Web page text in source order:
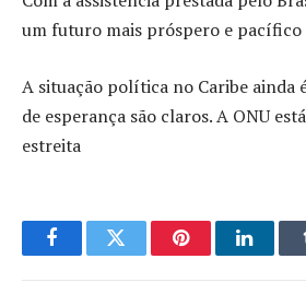
um futuro mais próspero e pacífico
A situação política no Caribe ainda
de esperança são claros. A ONU
estreita
FacebookTwitter Pinterest